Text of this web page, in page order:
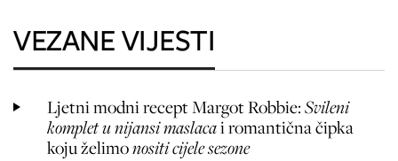
VEZANE VIJESTI
Ljetni modni receptMargot Robbie:Svileni
komplet u nijansi maslacai romantična čipka
koju želimonositi cijele sezone